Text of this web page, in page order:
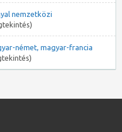
nemzetközi
német, magyar-francia